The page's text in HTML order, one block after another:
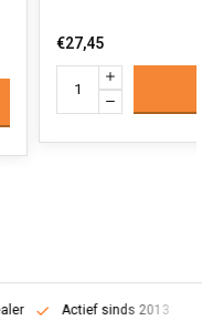
€27,45
Actief sinds 2013